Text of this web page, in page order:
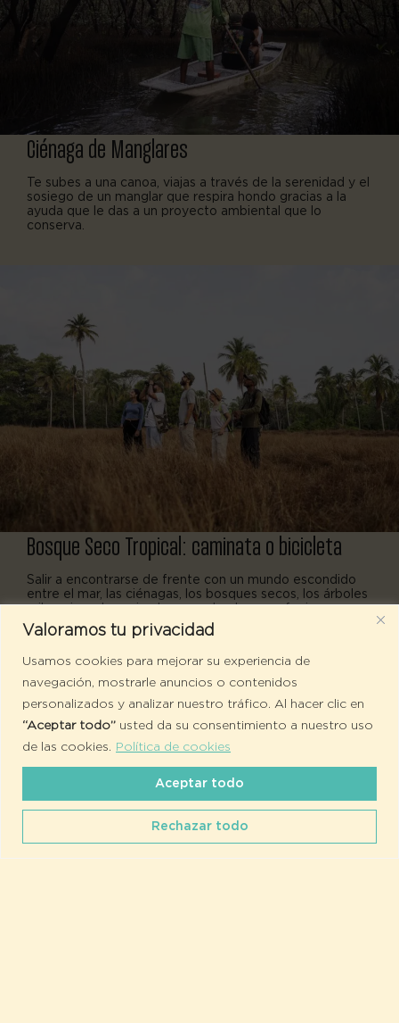
Valoramos tu privacidad
Usamos cookies para mejorar su experiencia de
navegación, mostrarle anuncios o contenidos
personalizados y analizar nuestro tráfico. Al hacer clic en
“Aceptar todo” usted da su consentimiento a nuestro uso
de las cookies. Política de cookies
Rechazar todo
Aceptar todo
CONTACTO RESERVAS
Ciénaga de Manglares
Te subes a una canoa, viajas a través de la serenidad y el
sosiego de un manglar que respira hondo gracias a la
ayuda que le das a un proyecto ambiental que lo
conserva.
Bosque Seco Tropical:caminata o bicicleta
Salir a encontrarse de frente con un mundo escondido
entre el mar, las ciénagas, los bosques secos, los árboles
milenarios y los animales que, desde sus refugios, nos
cuidan.